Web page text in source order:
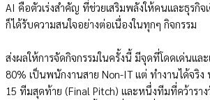
AI คือตัวเร่งสำคัญ ที่ช่วยเสริมพลังให้คนและธุรกิจ
ก็ได้รับความสนใจอย่างต่อเนื่องในทุกๆ กิจกรรม
ส่งผลให้การจัดกิจกรรมในครั้งนี้ มีจุดที่โดดเด่นแล
80% เป็นพนักงานสาย Non-IT แต่ ทำงานได้จริง
15 ทีมสุดท้าย (Final Pitch) และหนึ่งทีมที่คว้ารา